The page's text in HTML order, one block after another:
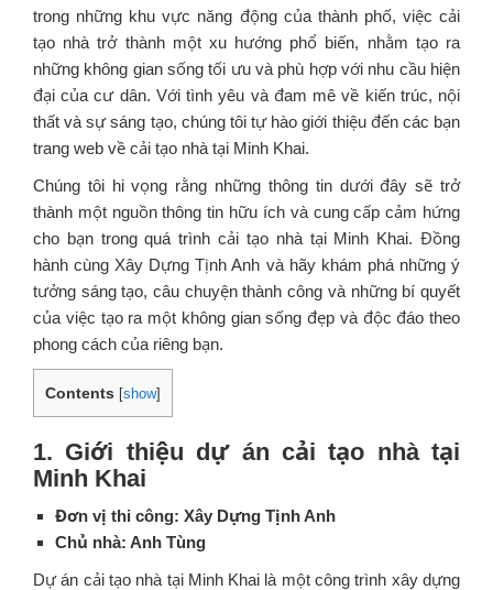
trong những khu vực năng động của thành phố, việc cải
tạo nhà trở thành một xu hướng phổ biến, nhằm tạo ra
những không gian sống tối ưu và phù hợp với nhu cầu hiện
đại của cư dân. Với tình yêu và đam mê về kiến trúc, nội
thất và sự sáng tạo, chúng tôi tự hào giới thiệu đến các bạn
trang web về cải tạo nhà tại Minh Khai.
Chúng tôi hi vọng rằng những thông tin dưới đây sẽ trở
thành một nguồn thông tin hữu ích và cung cấp cảm hứng
cho bạn trong quá trình cải tạo nhà tại Minh Khai. Đồng
hành cùng Xây Dựng Tịnh Anh và hãy khám phá những ý
tưởng sáng tạo, câu chuyện thành công và những bí quyết
của việc tạo ra một không gian sống đẹp và độc đáo theo
phong cách của riêng bạn.
Contents [show]
1. Giới thiệu dự án cải tạo nhà tại
Minh Khai
Đơn vị thi công: Xây Dựng Tịnh Anh
Chủ nhà: Anh Tùng
Dự án cải tạo nhà tại Minh Khai là một công trình xây dựng